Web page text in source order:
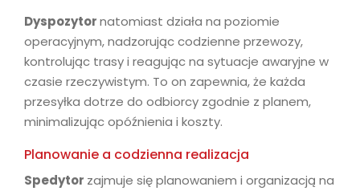
Dyspozytornatomiast działa na poziomie
operacyjnym, nadzorując codzienne przewozy,
kontrolując trasy i reagując na sytuacje awaryjne w
czasie rzeczywistym. To on zapewnia, że każda
przesyłka dotrze do odbiorcy zgodnie z planem,
minimalizując opóźnienia i koszty.
Planowanie a codzienna realizacja
Spedytor zajmuje się planowaniem i organizacją na